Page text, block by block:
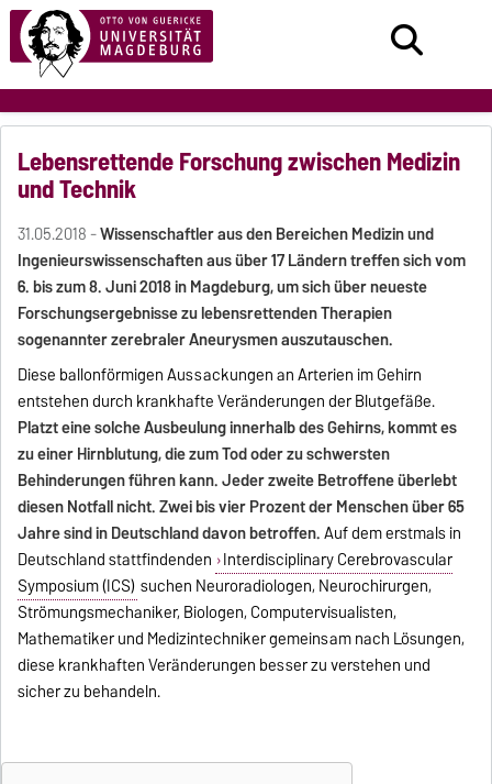
Lebensrettende Forschung zwischen Medizin
und Technik
31.05.2018 -Wissenschaftler aus den Bereichen Medizin und
Ingenieurswissenschaften aus über 17 Ländern treffen sich vom
6. bis zum 8. Juni 2018 in Magdeburg, um sich über neueste
Forschungsergebnisse zu lebensrettenden Therapien
sogenannter zerebraler Aneurysmen auszutauschen.
Diese ballonförmigen Aussackungen an Arterien im Gehirn
entstehen durch krankhafte Veränderungen der Blutgefäße.
Platzt eine solche Ausbeulung innerhalb des Gehirns, kommt es
zu einer Hirnblutung, die zum Tod oder zu schwersten
Behinderungen führen kann. Jeder zweite Betroffene überlebt
diesen Notfall nicht. Zwei bis vier Prozent der Menschen über 65
Jahre sind in Deutschland davon betroffen.Auf dem erstmals in
Deutschland stattfindenden Interdisciplinary Cerebrovascular
Symposium (ICS) suchen Neuroradiologen, Neurochirurgen,
Strömungsmechaniker, Biologen, Computervisualisten,
Mathematiker und Medizintechniker gemeinsam nach Lösungen,
diese krankhaften Veränderungen besser zu verstehen und
sicher zu behandeln.